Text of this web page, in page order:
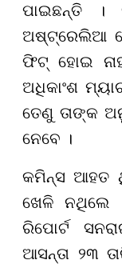
ପାଇଛନ୍ତି ।
ଅଷ୍ଟ୍ରେଲିଆ
ଫିଟ୍ ହୋଇ
ଅଧିକାଂଶ
ତେଣୁ ତାଙ୍କ
ନେବେ ।
କମିନ୍ସ ଆହତ
ଖେଳି ନଥିଲେ
ରିପୋର୍ଟ
ଆସନ୍ତା ୨୩